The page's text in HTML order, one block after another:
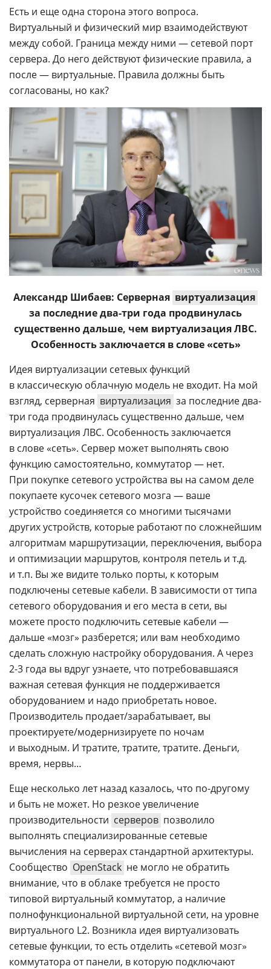
Есть и еще одна сторона этого вопроса.
Виртуальный и физический мир взаимодействуют
между собой. Граница между ними — сетевой порт
сервера. До него действуют физические правила, а
после — виртуальные. Правила должны быть
согласованы, но как?
Александр Шибаев: Серверная виртуализация
за последние два-три года продвинулась
существенно дальше, чем виртуализация ЛВС.
Особенность заключается в слове «сеть»
Идея виртуализации сетевых функций
в классическую облачную модель не входит. На мой
взгляд, серверная виртуализация за последние два-
три года продвинулась существенно дальше, чем
виртуализация ЛВС. Особенность заключается
в слове «сеть». Сервер может выполнять свою
функцию самостоятельно, коммутатор — нет.
При покупке сетевого устройства вы на самом деле
покупаете кусочек сетевого мозга — ваше
устройство соединяется со многими тысячами
других устройств, которые работают по сложнейшим
алгоритмам маршрутизации, переключения, выбора
и оптимизации маршрутов, контроля петель и т.д.
и т.п. Вы же видите только порты, к которым
подключены сетевые кабели. В зависимости от типа
сетевого оборудования и его места в сети, вы
можете просто подключить сетевые кабели —
дальше «мозг» разберется; или вам необходимо
сделать сложную настройку оборудования. А через
2-3 года вы вдруг узнаете, что потребовавшаяся
важная сетевая функция не поддерживается
оборудованием и надо приобретать новое.
Производитель продает/зарабатывает, вы
проектируете/модернизируете по ночам
и выходным. И тратите, тратите, тратите. Деньги,
время, нервы…
Еще несколько лет назад казалось, что по-другому
и быть не может. Но резкое увеличение
производительности серверов позволило
выполнять специализированные сетевые
вычисления на серверах стандартной архитектуры.
Сообщество OpenStack не могло не обратить
внимание, что в облаке требуется не просто
типовой виртуальный коммутатор, а наличие
полнофункциональной виртуальной сети, на уровне
виртуального L2. Возникла идея виртуализовать
сетевые функции, то есть отделить «сетевой мозг»
коммутатора от панели, в которую подключают